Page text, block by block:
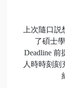
上次隨口
了碩士
Deadline
人時時刻刻